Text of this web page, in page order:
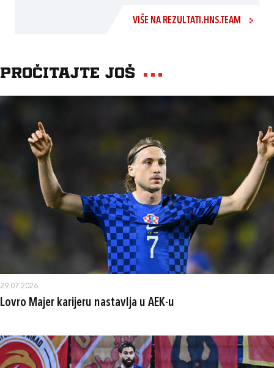
VIŠE NA REZULTATI.HNS.TEAM
Pročitajte još
29.07.2026.
Lovro Majer karijeru nastavlja u AEK-u